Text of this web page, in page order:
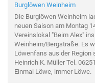
Burglöwen Weinheim
Die Burglöwen Weinheim
neuen Saison am Montag
Vereinslokal "Beim Alex"
Weinheim/Bergstraße. Es
Löwenfans aus der Region
Heinrich K. Müller Tel.
Einmal Löwe, immer Löwe.